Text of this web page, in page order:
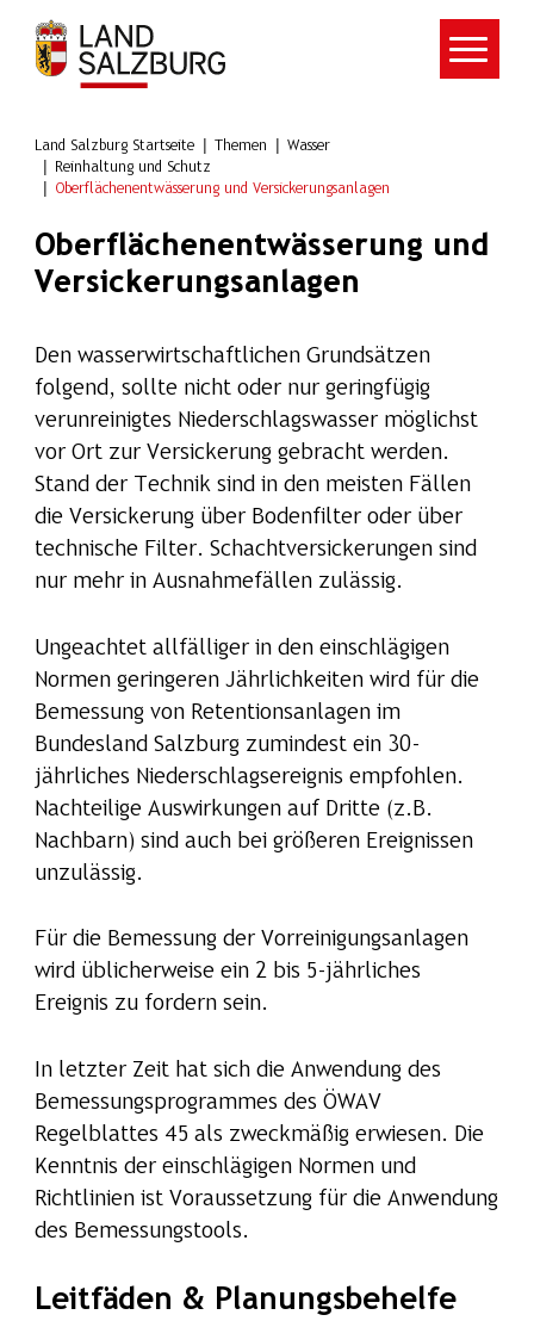
Zum Hauptinhalt springen
Land Salzburg Startseite Themen
Wasser
Reinhaltung und Schutz
Oberflächenentwässerung und Versickerungsanlagen
Oberflächenentwässerung und
Versickerungsanlagen
Den wasserwirtschaftlichen Grundsätzen
folgend, sollte nicht oder nur geringfügig
verunreinigtes Niederschlagswasser möglichst
vor Ort zur Versickerung gebracht werden.
Stand der Technik sind in den meisten Fällen
die Versickerung über Bodenfilter oder über
technische Filter. Schachtversickerungen sind
nur mehr in Ausnahmefällen zulässig.
Ungeachtet allfälliger in den einschlägigen
Normen geringeren Jährlichkeiten wird für die
Bemessung von Retentionsanlagen im
Bundesland Salzburg zumindest ein 30-
jährliches Niederschlagsereignis empfohlen.
Nachteilige Auswirkungen auf Dritte (z.B.
Nachbarn) sind auch bei größeren Ereignissen
unzulässig.
Für die Bemessung der Vorreinigungsanlagen
wird üblicherweise ein 2 bis 5-jährliches
Ereignis zu fordern sein.
In letzter Zeit hat sich die Anwendung des
Bemessungsprogrammes des ÖWAV
Regelblattes 45 als zweckmäßig erwiesen. Die
Kenntnis der einschlägigen Normen und
Richtlinien ist Voraussetzung für die Anwendung
des Bemessungstools.
Leitfäden & Planungsbehelfe